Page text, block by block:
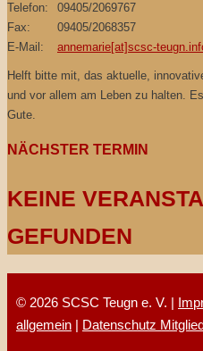
Telefon:
09405/2069767
Fax:
09405/2068357
E-Mail:
annemarie[at]scsc-
Helft bitte mit, das aktuelle,
und vor allem am Leben zu halten.
Gute.
NÄCHSTER TERMIN
KEINE
GEFUNDEN
© 2026 SCSC Teugn e. V. |
allgemein | Datenschutz